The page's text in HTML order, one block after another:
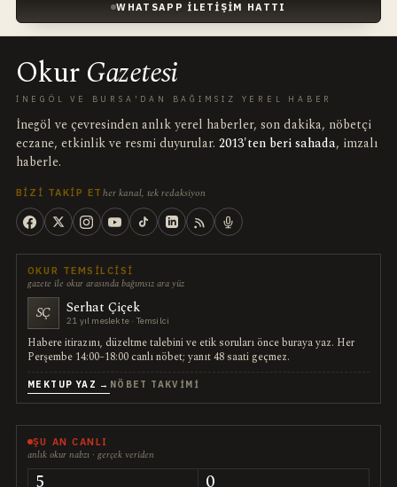
WHATSAPP İLETIŞIM HATTI
OkurGazetesi
İNEGÖL VE BURSA'DAN BAĞIMSIZ YEREL HABER
İnegöl ve çevresinden anlık yerel haberler, son dakika, nöbetçi
eczane, etkinlik ve resmi duyurular. 2013'ten beri sahada, imzalı
haberle.
BIZI TAKIP ET her kanal, tek redaksiyon
OKUR TEMSILCISI
gazete ile okur arasında bağımsız ara yüz
SÇ Serhat Çiçek
21 yıl meslekte · Temsilci
Habere itirazını, düzeltme talebini ve etik soruları önce buraya yaz. Her
Perşembe 14:00–18:00 canlı nöbet; yanıt 48 saati geçmez.
MEKTUP YAZ → NÖBET TAKVIMI
ŞU AN CANLI
anlık okur nabzı · gerçek veriden